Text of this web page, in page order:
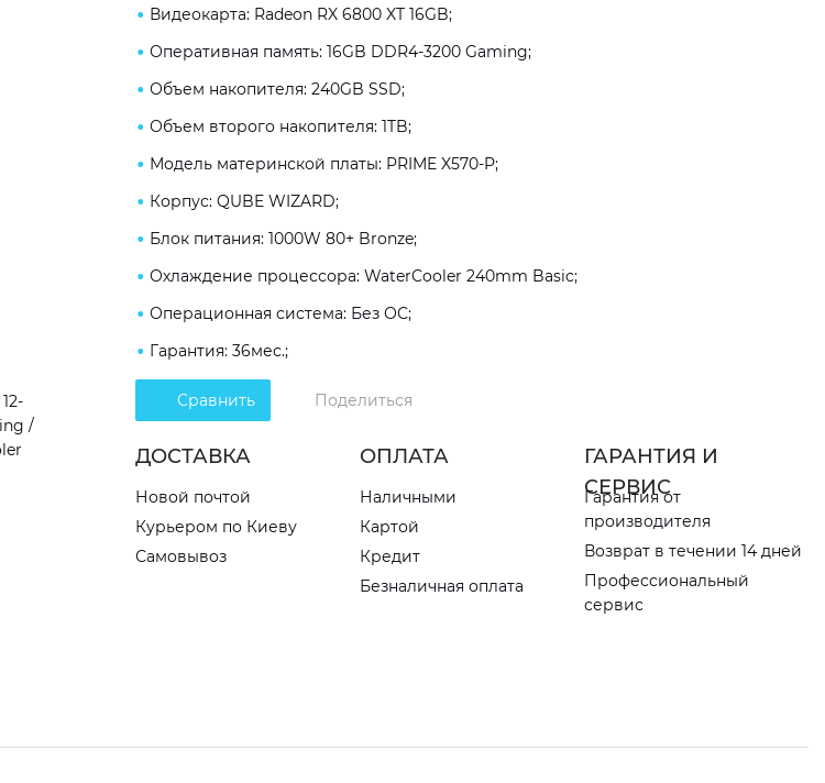
/
Видеокарта: Radeon RX 6800 XT 16GB;
Оперативная память: 16GB DDR4-3200 Gaming;
Объем накопителя: 240GB SSD;
Объем второго накопителя: 1TB;
Модель материнской платы: PRIME X570-P;
Корпус: QUBE WIZARD;
Блок питания: 1000W 80+ Bronze;
Охлаждение процессора: WaterCooler 240mm Basic;
Операционная система: Без ОС;
Гарантия: 36мес.;
Сравнить Поделиться
ДОСТАВКА
Новой почтой
Курьером по Киеву
Самовывоз
ОПЛАТА
Наличными
Картой
Кредит
Безналичная оплата
ГАРАНТИЯ И
СЕРВИС
Гарантия от
производителя
Возврат в течении 14 дней
Профессиональный
сервис